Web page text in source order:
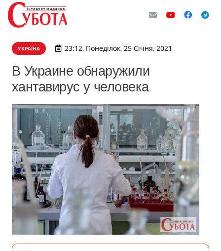
УКРАЇНА 23:12, Понеділок, 25 Січня, 2021
В Украине обнаружили
хантавирус у человека